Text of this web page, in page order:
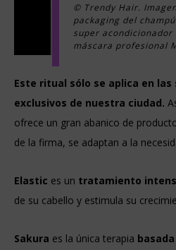
© Trendy Hair.
packaging del
super
máscara profesional
Este ritual sólo se aplica en
exclusivos de nuestra ciudad.
ofrece un gran abanico de
de la firma, se adaptan a la
Elastic es un tratamiento
de su cabello y estimula su
Sakura es la única terapia